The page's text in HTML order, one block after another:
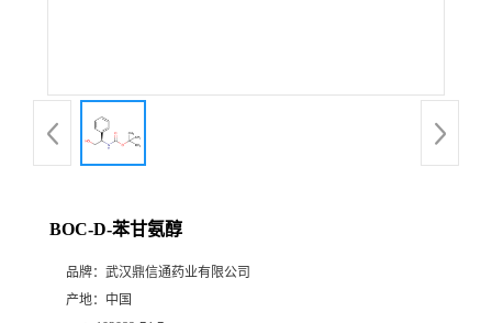
产
BOC-D-苯甘氨醇
品牌： 武汉鼎信通药业有限公司
产地： 中国